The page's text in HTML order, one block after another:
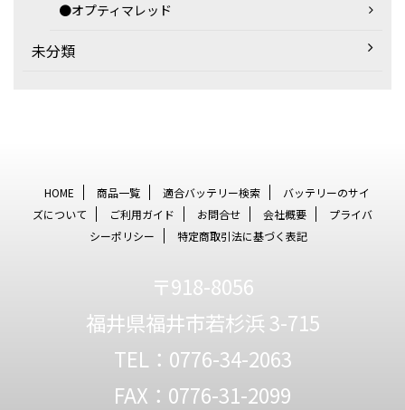
●オプティマレッド
未分類
HOME 商品一覧 適合バッテリー検索
バッテリーのサイ
ズについて
ご利用ガイド お問合せ 会社概要
プライバ
シーポリシー
特定商取引法に基づく表記
〒918-8056
福井県福井市若杉浜 3-715
TEL：0776-34-2063
FAX：0776-31-2099